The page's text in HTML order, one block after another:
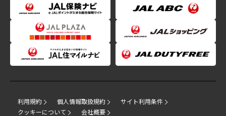
利用規約 個人情報取扱規約
サイト利用条件
クッキーについて
会社概要